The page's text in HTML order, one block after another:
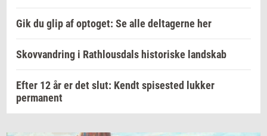
Gik du glip af optoget: Se alle deltagerne her
Skovvandring i Rathlousdals historiske landskab
Efter 12 år er det slut: Kendt spisested lukker
permanent